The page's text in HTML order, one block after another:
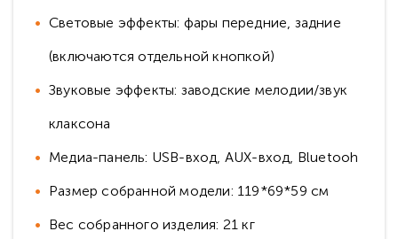
Световые эффекты: фары передние, задние
(включаются отдельной кнопкой)
Звуковые эффекты: заводские мелодии/звук
клаксона
Медиа-панель: USB-вход, AUX-вход, Bluetooh
Размер собранной модели: 119*69*59 см
Вес собранного изделия: 21 кг